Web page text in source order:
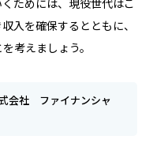
ためには、現役世代はこ
入を確保するとともに、
考えましょう。
会社 ファイナンシャ